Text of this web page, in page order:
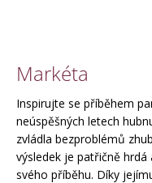
Markéta
Inspirujte se příběhem
neúspěšných letech
zvládla bezproblémů
výsledek je patřičně
svého příběhu. Díky